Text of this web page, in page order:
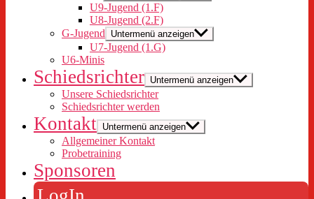
U9-Jugend (1.F)
U8-Jugend (2.F)
G-Jugend
Untermenü anzeigen
U7-Jugend (1.G)
U6-Minis
Schiedsrichter Untermenü anzeigen
Unsere Schiedsrichter
Schiedsrichter werden
Kontakt Untermenü anzeigen
Allgemeiner Kontakt
Probetraining
Sponsoren